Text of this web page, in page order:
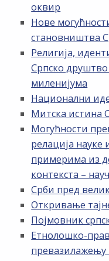
оквир
Нове
становништва
Религија,
Српско друштво
миленијума
Национални
Митска истина
Могућности
релација науке
примерима из
контекста –
Срби пред
Откривање
Појмовник
Етнолошко-
превазилажењу